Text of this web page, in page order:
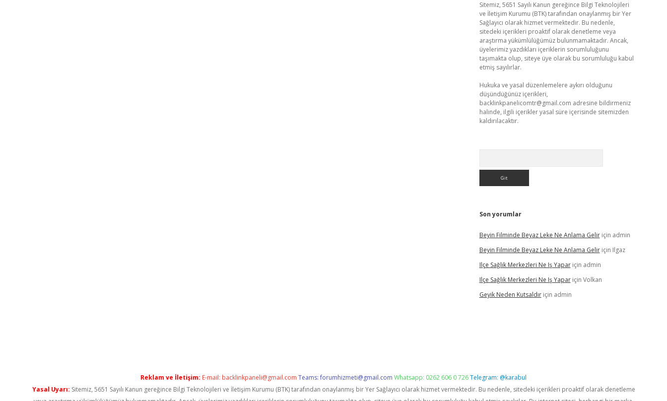
Sitemiz, 5651 Sayılı Kanun gereğince Bilgi Teknolojileri
ve İletişim Kurumu (BTK) tarafından onaylanmış bir Yer
Sağlayıcı olarak hizmet vermektedir. Bu nedenle,
sitedeki içerikleri proaktif olarak denetleme veya
araştırma yükümlülüğümüz bulunmamaktadır. Ancak,
üyelerimiz yazdıkları içeriklerin sorumluluğunu
taşımakta olup, siteye üye olarak bu sorumluluğu kabul
etmiş sayılırlar.
Hukuka ve yasal düzenlemelere aykırı olduğunu
düşündüğünüz içerikleri,
backlinkpanelicomtr@gmail.com adresine bildirmeniz
halinde, ilgili içerikler yasal süre içerisinde sitemizden
kaldırılacaktır.
Son yorumlar
Beyin Filminde Beyaz Leke Ne Anlama Geliriçin admin
Beyin Filminde Beyaz Leke Ne Anlama Geliriçin Ilgaz
Ilçe Sağlık Merkezleri Ne Iş Yapariçin admin
Ilçe Sağlık Merkezleri Ne Iş Yapariçin Volkan
Geyik Neden Kutsaldıriçin admin
Reklam ve İletişim: E-mail: backlinkpaneli@gmail.com Teams:forumhizmeti@gmail.com Whatsapp: 0262 606 0 726Telegram: @karabul
Yasal Uyarı: Sitemiz, 5651 Sayılı Kanun gereğince Bilgi Teknolojileri ve İletişim Kurumu (BTK) tarafından onaylanmış bir Yer Sağlayıcı olarak hizmet vermektedir. Bu nedenle, sitedeki içerikleri proaktif olarak denetleme